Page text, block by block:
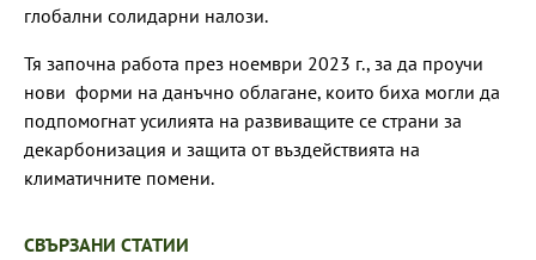
глобални солидарни налози.
Тя започна работа през ноември 2023 г., за да проучи
нови форми на данъчно облагане, които биха могли да
подпомогнат усилията на развиващите се страни за
декарбонизация и защита от въздействията на
климатичните помени.
СВЪРЗАНИ СТАТИИ